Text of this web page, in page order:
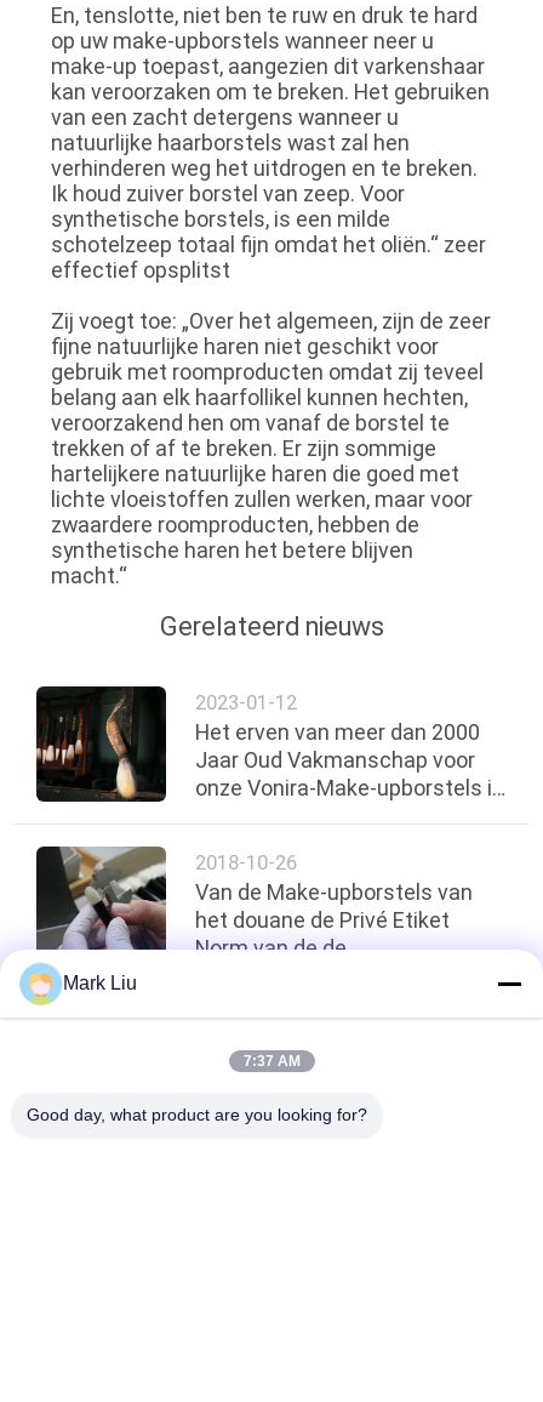
En, tenslotte, niet ben te ruw en druk te hard
op uw make-upborstels wanneer neer u
make-up toepast, aangezien dit varkenshaar
kan veroorzaken om te breken. Het gebruiken
van een zacht detergens wanneer u
natuurlijke haarborstels wast zal hen
verhinderen weg het uitdrogen en te breken.
Ik houd zuiver borstel van zeep. Voor
synthetische borstels, is een milde
schotelzeep totaal fijn omdat het oliën.“ zeer
effectief opsplitst
Zij voegt toe: „Over het algemeen, zijn de zeer
fijne natuurlijke haren niet geschikt voor
gebruik met roomproducten omdat zij teveel
belang aan elk haarfollikel kunnen hechten,
veroorzakend hen om vanaf de borstel te
trekken of af te breken. Er zijn sommige
hartelijkere natuurlijke haren die goed met
lichte vloeistoffen zullen werken, maar voor
zwaardere roomproducten, hebben de
synthetische haren het betere blijven
macht.“
Gerelateerd nieuws
2023-01-12
Het erven van meer dan 2000
Jaar Oud Vakmanschap voor
onze Vonira-Make-upborstels in
2018-10-26
Van de Make-upborstels van
het douane de Privé Etiket
Norm van de de
Terug naar boven
Mark Liu
7:37 AM
Good day, what product are you looking for?